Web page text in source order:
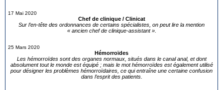
17 Mai 2020
Chef de clinique / Clinicat
Sur l’en-tête des ordonnances de certains spécialistes, on peut lire la mention
« ancien chef de clinique-assistant ».
25 Mars 2020
Hémorroïdes
Les hémorroïdes sont des organes normaux, situés dans le canal anal, et dont
absolument tout le monde est équipé ; mais le mot hémorroïdes est également utilisé
pour désigner les problèmes hémorroïdaires, ce qui entraîne une certaine confusion
dans l’esprit des patients.